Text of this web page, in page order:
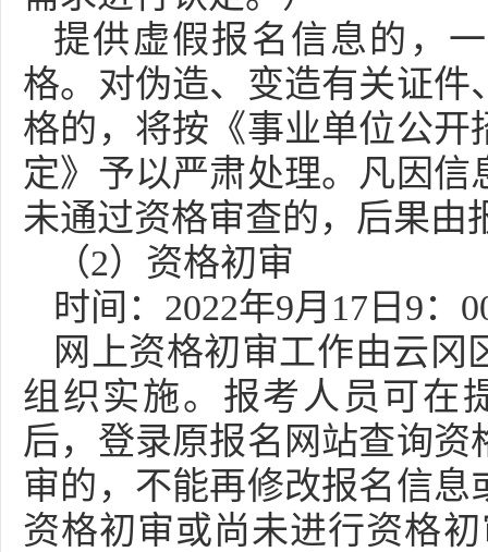
提供虚假报名信息的，
格。对伪造、变造有关证
格的，将按《事业单位公
定》予以严肃处理。凡因
未通过资格审查的，后果由
（2）资格初审
时间：2022年9月17日9：
网上资格初审工作由云冈
组织实施。报考人员可在
后，登录原报名网站查询
审的，不能再修改报名信
资格初审或尚未进行资格